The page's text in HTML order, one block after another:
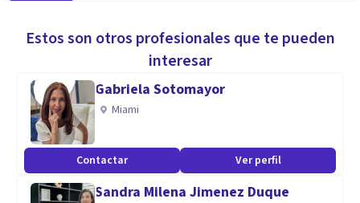
Estos son otros profesionales que te pueden
interesar
Gabriela Sotomayor
Miami
Contactar Ver perfil
Sandra Milena Jimenez Duque